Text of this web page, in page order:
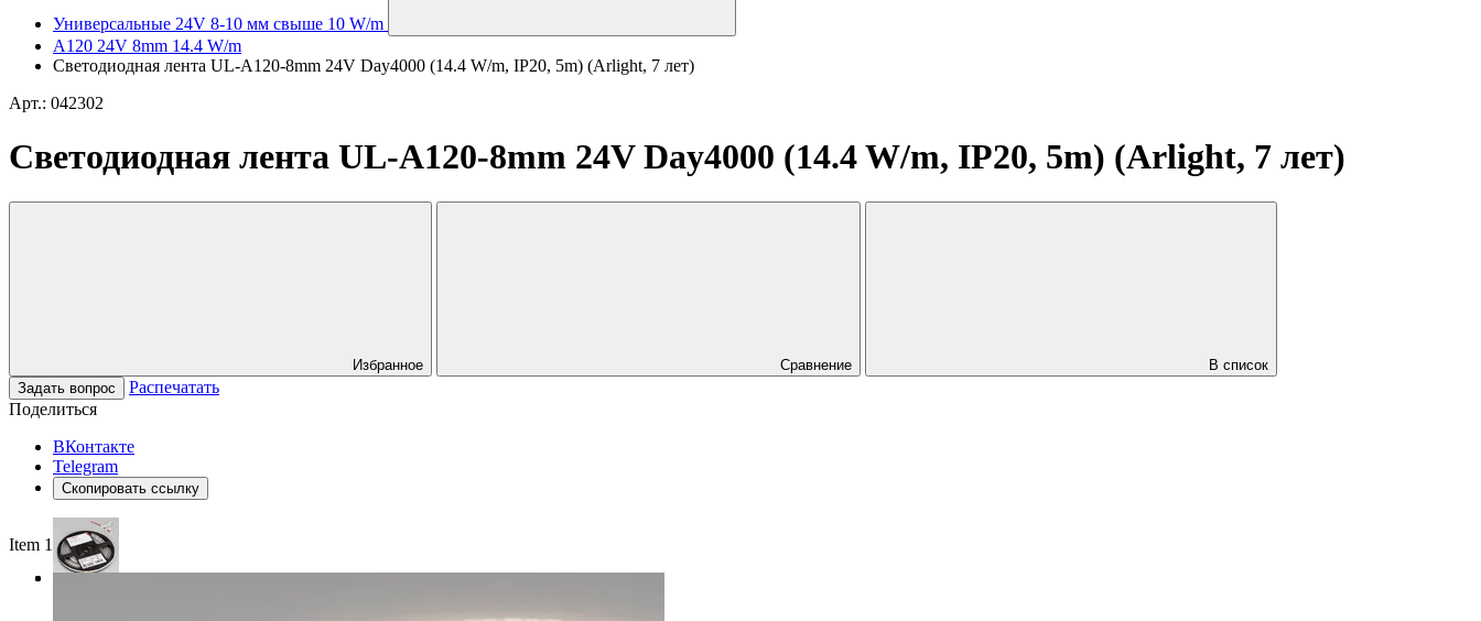
Универсальные 24V 8-10 мм свыше 10 W/m
A120 24V 8mm 14.4 W/m
Светодиодная лента UL-A120-8mm 24V Day4000 (14.4 W/m, IP20, 5m) (Arlight, 7 лет)
Арт.: 042302
Светодиодная лента UL-A120-8mm 24V Day4000 (14.4 W/m, IP20, 5m) (Arlight, 7 лет)
Избранное Сравнение
В список
Задать вопрос
Распечатать
Поделиться
ВКонтакте
Telegram
Скопировать ссылку
Item 1 of 3